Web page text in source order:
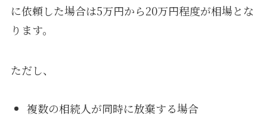
に依頼した場合は5万円から20万円程度が相場とな
ります。
ただし、
複数の相続人が同時に放棄する場合